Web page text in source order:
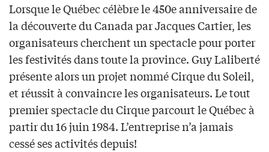
Lorsque le Québec célèbre le 450e anniversaire de
la découverte du Canada par Jacques Cartier, les
organisateurs cherchent un spectacle pour porter
les festivités dans toute la province. Guy Laliberté
présente alors un projet nommé Cirque du Soleil,
et réussit à convaincre les organisateurs. Le tout
premier spectacle du Cirque parcourt le Québec à
partir du 16 juin 1984. L’entreprise n’a jamais
cessé ses activités depuis!